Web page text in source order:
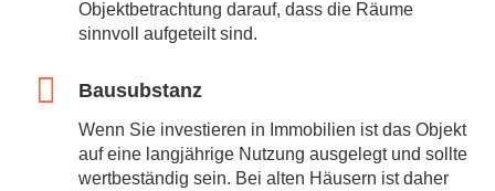
Objektbetrachtung darauf, dass die Räume
sinnvoll aufgeteilt sind.
Bausubstanz
Wenn Sie investieren in Immobilien ist das Objekt
auf eine langjährige Nutzung ausgelegt und sollte
wertbeständig sein. Bei alten Häusern ist daher